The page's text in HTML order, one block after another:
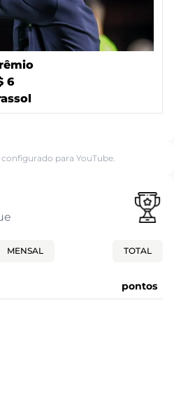
6
para YouTube.
MENSAL TOTAL
pontos